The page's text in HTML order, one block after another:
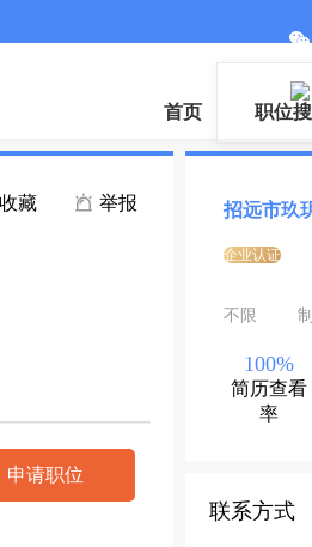
首页 职位
收藏 举报
申请职位
招远市玖
企业认证
不限
100%
简历查看
率
联系方式